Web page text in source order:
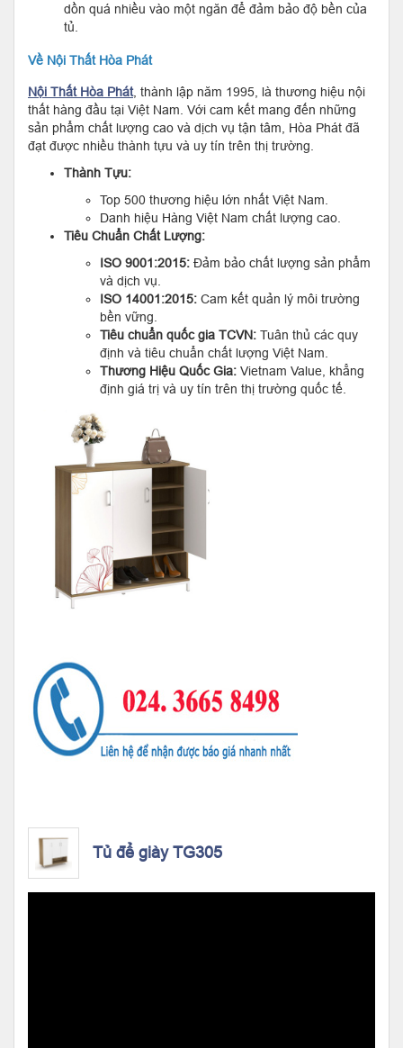
dồn quá nhiều vào một ngăn để đảm bảo độ bền của
tủ.
Về Nội Thất Hòa Phát
Nội Thất Hòa Phát, thành lập năm 1995, là thương hiệu nội
thất hàng đầu tại Việt Nam. Với cam kết mang đến những
sản phẩm chất lượng cao và dịch vụ tận tâm, Hòa Phát đã
đạt được nhiều thành tựu và uy tín trên thị trường.
Thành Tựu:
Top 500 thương hiệu lớn nhất Việt Nam.
Danh hiệu Hàng Việt Nam chất lượng cao.
Tiêu Chuẩn Chất Lượng:
ISO 9001:2015: Đảm bảo chất lượng sản phẩm
và dịch vụ.
ISO 14001:2015: Cam kết quản lý môi trường
bền vững.
Tiêu chuẩn quốc gia TCVN: Tuân thủ các quy
định và tiêu chuẩn chất lượng Việt Nam.
Thương Hiệu Quốc Gia: Vietnam Value, khẳng
định giá trị và uy tín trên thị trường quốc tế.
Tủ để giày TG305